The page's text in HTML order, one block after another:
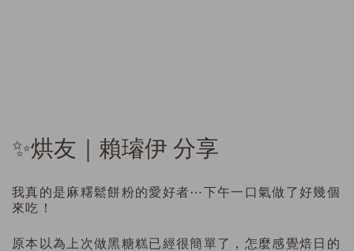
✨烘友｜賴璿伊 分享
我真的是麻糬鬆餅粉的愛好者⋯下午一口氣做了好幾個
來吃！
原本以為上次做黑糖糕已經很簡單了，怎麼感覺焙日的